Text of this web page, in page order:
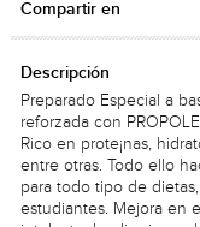
Compartir en
Descripción
Preparado Especial a
reforzada con
Rico en prote¡nas,
entre otras. Todo ello
para todo tipo de
estudiantes. Mejora en